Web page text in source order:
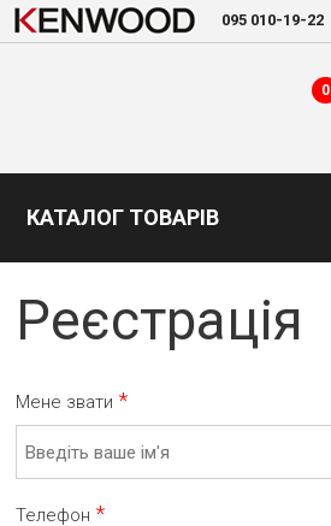
095 010-19-22
0
КАТАЛОГ ТОВАРІВ
Реєстрація
Мене звати *
Телефон *